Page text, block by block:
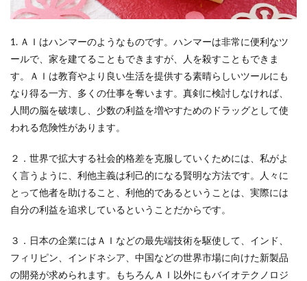
1. ＡＩはハンマーのようなものです。ハンマーは非常に便利なツ
ールで、家を建てることもできますが、人を殺すこともできま
す。ＡＩは教育やより良い生活を提供する素晴らしいツールにも
なり得る一方、多くの仕事を奪います。真剣に検討しなければ、
人間の脳を破壊し、少数の利益を増やすためのドラッグとして使
われる危険性があります。
２．世界で拡大する社会的格差を克服していくためには、私がよ
く言うように、利他主義は利己的になる賢明な方法です。人々に
とって他者を助けること、利他的であるということは、実際には
自分の利益を追求しているということだからです。
３．日本の企業にはＡＩなどの最先端技術を駆使して、インド、
フィリピン、インドネシア、中国などの世界市場に向けた新製品
の開発が求められます。もちろんＡＩ以外にもバイオテクノロジ